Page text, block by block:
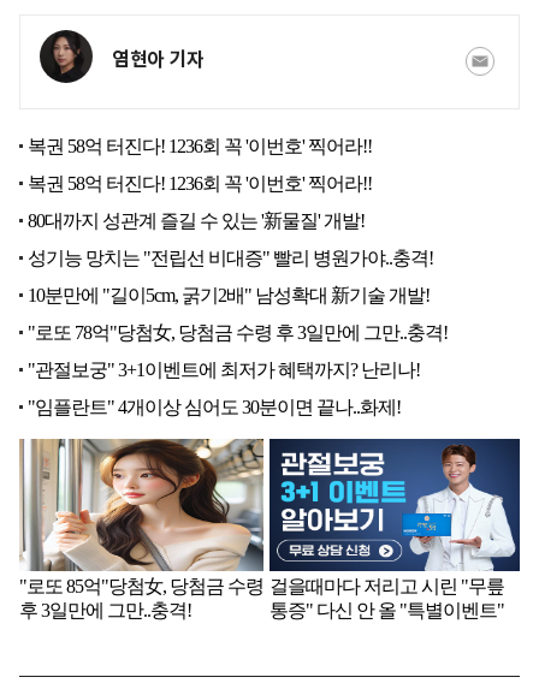
염현아 기자